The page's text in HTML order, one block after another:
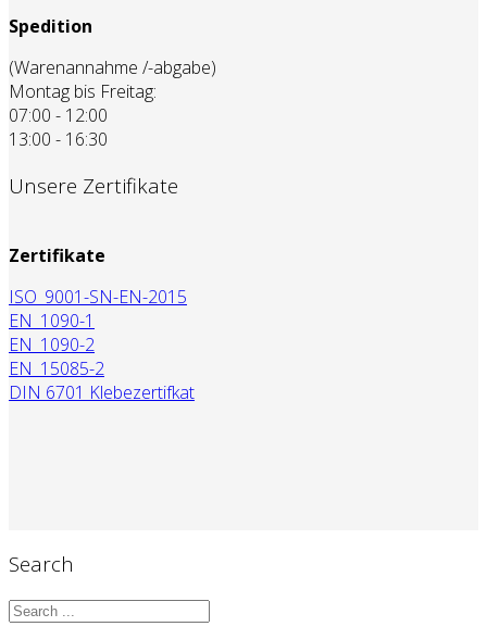
Spedition
(Warenannahme /-abgabe)
Montag bis Freitag:
07:00 - 12:00
13:00 - 16:30
Unsere Zertifikate
Zertifikate
ISO_9001-SN-EN-2015
EN_1090-1
EN_1090-2
EN_15085-2
DIN 6701 Klebezertifkat
Search